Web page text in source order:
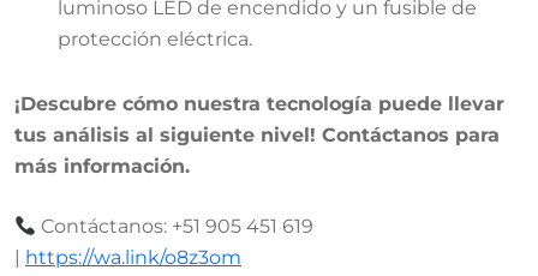
luminoso LED de encendido y un fusible de
protección eléctrica.
¡Descubre cómo nuestra tecnología puede llevar
tus análisis al siguiente nivel! Contáctanos para
más información.
Contáctanos: +51 905 451 619
https://wa.link/o8z3om